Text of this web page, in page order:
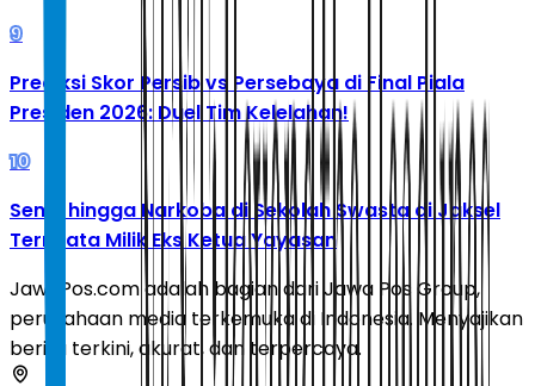
9
Prediksi Skor Persib vs Persebaya di Final Piala
Presiden 2026: Duel Tim Kelelahan!
10
Senpi hingga Narkoba di Sekolah Swasta di Jaksel
Ternyata Milik Eks Ketua Yayasan
JawaPos.com adalah bagian dari Jawa Pos Group,
perusahaan media terkemuka di Indonesia. Menyajikan
berita terkini, akurat, dan terpercaya.